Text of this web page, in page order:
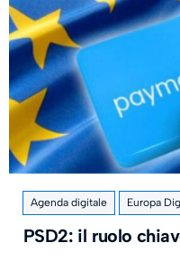
Agenda digitale Europa
PSD2: il ruolo